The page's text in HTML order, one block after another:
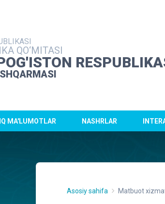
QO‘MITASI
MA'LUMOTLAR NASHRLAR
Asosiy sahifa Matbuot